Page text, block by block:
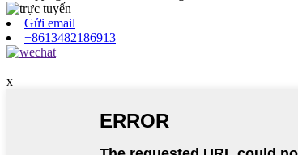
Gửi email
+8613482186913
x